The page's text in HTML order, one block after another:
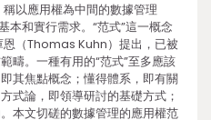
以應用權為中間的數據管理
本和實行需求。“范式”這一概念
恩（Thomas Kuhn）提出，已被
疇。一種有用的“范式”至多應該
其焦點概念；懂得體系，即有關
式論，即領導研討的基礎方式；
本文切磋的數據管理的應用權范